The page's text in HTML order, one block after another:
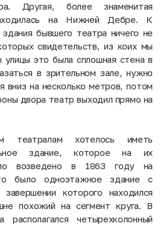
Другая, более знаменитая
на Нижней Дебре. К
бывшего театра ничего не
свидетельств, из коих мы
это была сплошная стена в
в зрительном зале, нужно
вниз на несколько метров, потом
двора театр выходил прямо на
театралам хотелось иметь
здание, которое на их
возведено в 1863 году на
было одноэтажное здание с
которого находился
похожий на сегмент круга. В
четырехколонный